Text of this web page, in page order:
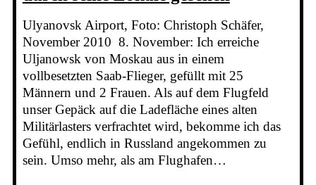
Ulyanovsk Airport, Foto: Christoph Schäfer,
November 2010 8. November: Ich erreiche
Uljanowsk von Moskau aus in einem
vollbesetzten Saab-Flieger, gefüllt mit 25
Männern und 2 Frauen. Als auf dem Flugfeld
unser Gepäck auf die Ladefläche eines alten
Militärlasters verfrachtet wird, bekomme ich das
Gefühl, endlich in Russland angekommen zu
sein. Umso mehr, als am Flughafen…